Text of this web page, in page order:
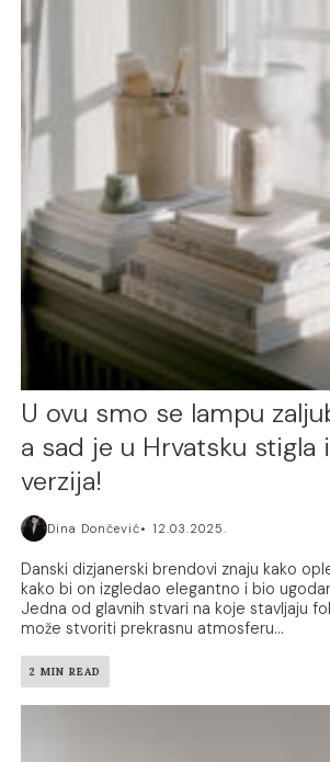
U ovu smo se lampu
a sad je u Hrvatsku stigla
verzija!
Dina Dončević 12.03.2025.
Danski dizjanerski brendovi znaju kako
kako bi on izgledao elegantno i bio
Jedna od glavnih stvari na koje stavljaju
može stvoriti prekrasnu atmosferu...
2 MIN READ